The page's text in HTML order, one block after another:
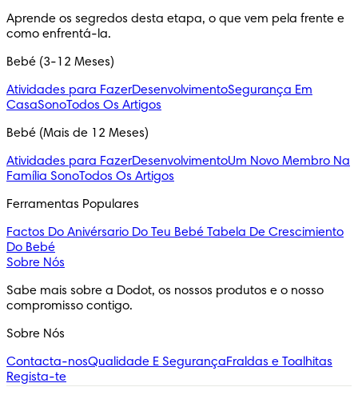
Aprende os segredos desta etapa, o que vem pela frente e
como enfrentá-la.
Bebé (3-12 Meses)
Atividades para FazerDesenvolvimentoSegurança Em
CasaSonoTodos Os Artigos
Bebé (Mais de 12 Meses)
Atividades para FazerDesenvolvimentoUm Novo Membro Na
Família SonoTodos Os Artigos
Ferramentas Populares
Factos Do Anivérsario Do Teu Bebé Tabela De Crescimiento
Do Bebé
Sobre Nós
Sabe mais sobre a Dodot, os nossos produtos e o nosso
compromisso contigo.
Sobre Nós
Contacta-nosQualidade E SegurançaFraldas e Toalhitas
Regista-te